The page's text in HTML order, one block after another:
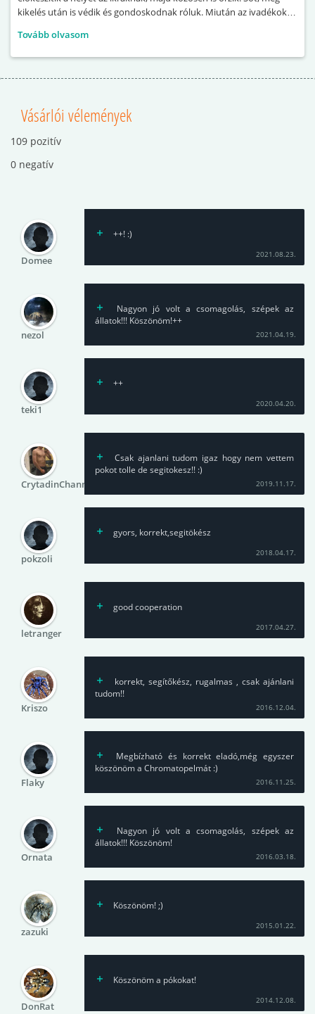
kikelés után is védik és gondoskodnak róluk. Miután az ivadékok
nyálkával táplálják őket.
Tovább olvasom
Vásárlói vélemények
109 pozitív
0 negatív
Domee
++! :)
2021.08.23.
nezol
Nagyon jó volt a csomagolás, szépek az
állatok!!! Köszönöm!++
2021.04.19.
teki1
++
2020.04.20.
CrytadinChannel
Csak ajanlani tudom igaz hogy nem vettem
pokot tolle de segitokesz!! :)
2019.11.17.
pokzoli
gyors, korrekt,segitökész
2018.04.17.
letranger
good cooperation
2017.04.27.
Kriszo
korrekt, segítőkész, rugalmas , csak ajánlani
tudom!!
2016.12.04.
Flaky
Megbízható és korrekt eladó,még egyszer
köszönöm a Chromatopelmát :)
2016.11.25.
Ornata
Nagyon jó volt a csomagolás, szépek az
állatok!!! Köszönöm!
2016.03.18.
zazuki
Köszönöm! ;)
2015.01.22.
DonRat
Köszönöm a pókokat!
2014.12.08.